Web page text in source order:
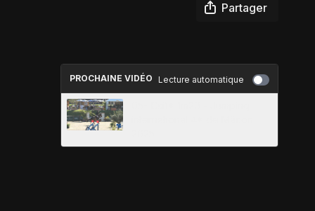
Partager
PROCHAINE VIDÉO Lecture automatique